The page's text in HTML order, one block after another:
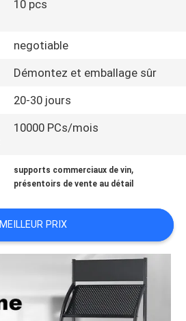
10 pcs
negotiable
Démontez et emballage sûr
20-30 jours
10000 PCs/mois
supports commerciaux de vin,
présentoirs de vente au détail
MEILLEUR PRIX